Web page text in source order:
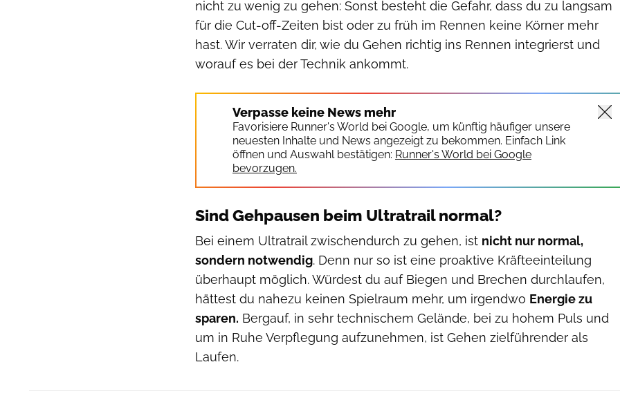
nicht zu wenig zu gehen: Sonst besteht die Gefahr, dass du zu langsam
für die Cut-off-Zeiten bist oder zu früh im Rennen keine Körner mehr
hast. Wir verraten dir, wie du Gehen richtig ins Rennen integrierst und
worauf es bei der Technik ankommt.
Verpasse keine News mehr
Favorisiere Runner's World bei Google, um künftig häufiger unsere
neuesten Inhalte und News angezeigt zu bekommen. Einfach Link
öffnen und Auswahl bestätigen: Runner's World bei Google
bevorzugen.
Sind Gehpausen beim Ultratrail normal?
Bei einem Ultratrail zwischendurch zu gehen, ist nicht nur normal,
sondern notwendig. Denn nur so ist eine proaktive Kräfteeinteilung
überhaupt möglich. Würdest du auf Biegen und Brechen durchlaufen,
hättest du nahezu keinen Spielraum mehr, um irgendwo Energie zu
sparen. Bergauf, in sehr technischem Gelände, bei zu hohem Puls und
um in Ruhe Verpflegung aufzunehmen, ist Gehen zielführender als
Laufen.